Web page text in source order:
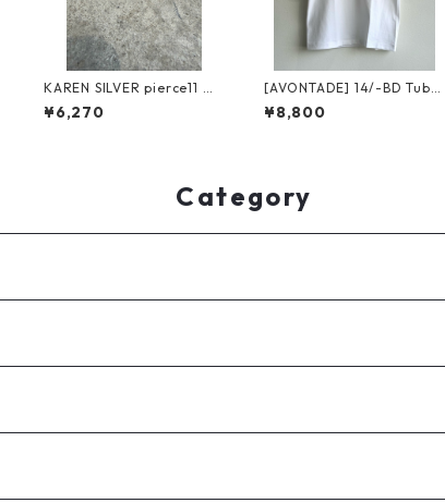
KAREN SILVER pierce11 カ
レンシルバー ピアス
¥6,270
[AVONTADE] 14/-BD Tube
Jersey VTD-0590-CS アボ
ンタージ チューブ ジャージ
¥8,800
Category